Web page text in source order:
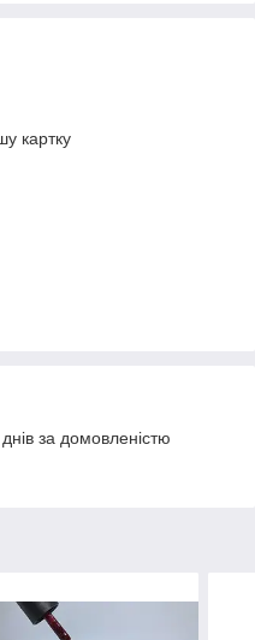
картку
за домовленістю